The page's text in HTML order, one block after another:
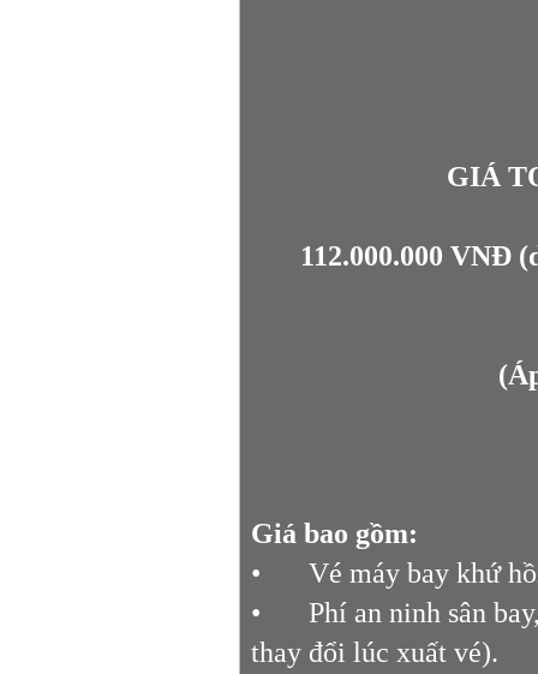
GIÁ
112.000.000 VNĐ
Giá bao gồm:
•
Vé máy bay khứ
•
Phí an ninh sân
thay đổi lúc xuất vé).